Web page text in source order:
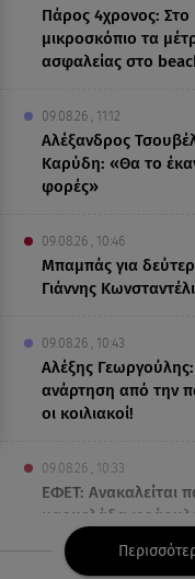
Πάρος 4χρονος: Στο
μικροσκόπιο τα
ασφαλείας στο
09.08.26 , 11:12
Αλέξανδρος
Καρύδη: «Θα το
φορές»
09.08.26 , 10:46
Μπαμπάς για
Γιάννης
09.08.26 , 10:43
Αλέξης
ανάρτηση από την
οι κοιλιακοί!
09.08.26 , 10:33
ΕΦΕΤ: Ανακαλείται
μαρμελάδα
09.08.26 , 10:13